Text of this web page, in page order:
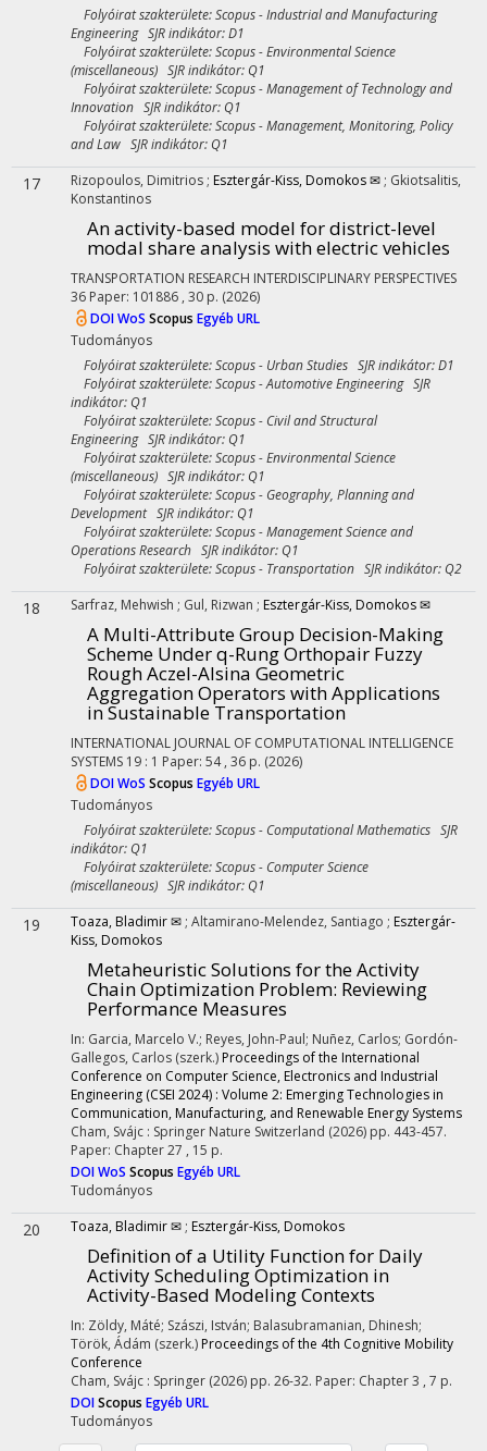
Folyóirat szakterülete: Scopus - Industrial and Manufacturing
Engineering SJR indikátor: D1
Folyóirat szakterülete: Scopus - Environmental Science
(miscellaneous) SJR indikátor: Q1
Folyóirat szakterülete: Scopus - Management of Technology and
Innovation SJR indikátor: Q1
Folyóirat szakterülete: Scopus - Management, Monitoring, Policy
and Law SJR indikátor: Q1
17 Rizopoulos, Dimitrios ; Esztergár-Kiss, Domokos ✉ ; Gkiotsalitis,
Konstantinos
An activity-based model for district-level
modal share analysis with electric vehicles
TRANSPORTATION RESEARCH INTERDISCIPLINARY PERSPECTIVES
36 Paper: 101886 , 30 p. (2026)
DOIWoS Scopus Egyéb URL
Tudományos
Folyóirat szakterülete: Scopus - Urban Studies SJR indikátor: D1
Folyóirat szakterülete: Scopus - Automotive Engineering SJR
indikátor: Q1
Folyóirat szakterülete: Scopus - Civil and Structural
Engineering SJR indikátor: Q1
Folyóirat szakterülete: Scopus - Environmental Science
(miscellaneous) SJR indikátor: Q1
Folyóirat szakterülete: Scopus - Geography, Planning and
Development SJR indikátor: Q1
Folyóirat szakterülete: Scopus - Management Science and
Operations Research SJR indikátor: Q1
Folyóirat szakterülete: Scopus - Transportation SJR indikátor: Q2
18 Sarfraz, Mehwish ; Gul, Rizwan ; Esztergár-Kiss, Domokos ✉
A Multi-Attribute Group Decision-Making
Scheme Under q-Rung Orthopair Fuzzy
Rough Aczel-Alsina Geometric
Aggregation Operators with Applications
in Sustainable Transportation
INTERNATIONAL JOURNAL OF COMPUTATIONAL INTELLIGENCE
SYSTEMS 19 : 1 Paper: 54 , 36 p. (2026)
DOIWoS Scopus Egyéb URL
Tudományos
Folyóirat szakterülete: Scopus - Computational Mathematics SJR
indikátor: Q1
Folyóirat szakterülete: Scopus - Computer Science
(miscellaneous) SJR indikátor: Q1
19 Toaza, Bladimir ✉ ; Altamirano-Melendez, Santiago ; Esztergár-
Kiss, Domokos
Metaheuristic Solutions for the Activity
Chain Optimization Problem: Reviewing
Performance Measures
In: Garcia, Marcelo V.; Reyes, John-Paul; Nuñez, Carlos; Gordón-
Gallegos, Carlos (szerk.) Proceedings of the International
Conference on Computer Science, Electronics and Industrial
Engineering (CSEI 2024) : Volume 2: Emerging Technologies in
Communication, Manufacturing, and Renewable Energy Systems
Cham, Svájc : Springer Nature Switzerland (2026) pp. 443-457.
Paper: Chapter 27 , 15 p.
DOIWoS Scopus Egyéb URL
Tudományos
20 Toaza, Bladimir ✉ ; Esztergár-Kiss, Domokos
Definition of a Utility Function for Daily
Activity Scheduling Optimization in
Activity-Based Modeling Contexts
In: Zöldy, Máté; Szászi, István; Balasubramanian, Dhinesh;
Török, Ádám (szerk.) Proceedings of the 4th Cognitive Mobility
Conference
Cham, Svájc : Springer (2026) pp. 26-32. Paper: Chapter 3 , 7 p.
DOIScopus Egyéb URL
Tudományos